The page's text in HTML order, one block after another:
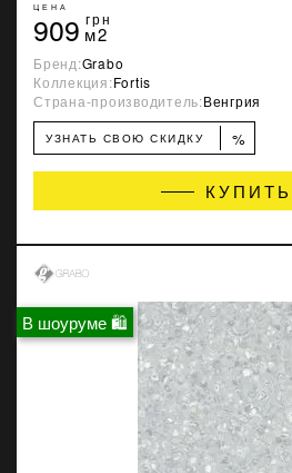
ЦЕНА
909 грн
м2
Бренд:Grabo
Коллекция:Fortis
Страна-производитель:Венгрия
УЗНАТЬ СВОЮ СКИДКУ %
КУПИТЬ
В шоуруме 🛍